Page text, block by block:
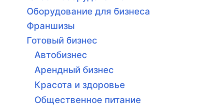
Оборудование для бизнеса
Франшизы
Готовый бизнес
Автобизнес
Арендный бизнес
Красота и здоровье
Общественное питание